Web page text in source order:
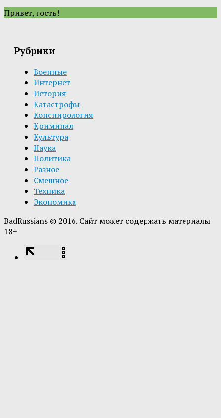
Привет, гость!
Рубрики
Военные
Интернет
История
Катастрофы
Конспирология
Криминал
Культура
Наука
Политика
Разное
Смешное
Техника
Экономика
BadRussians © 2016. Сайт может содержать материалы
18+